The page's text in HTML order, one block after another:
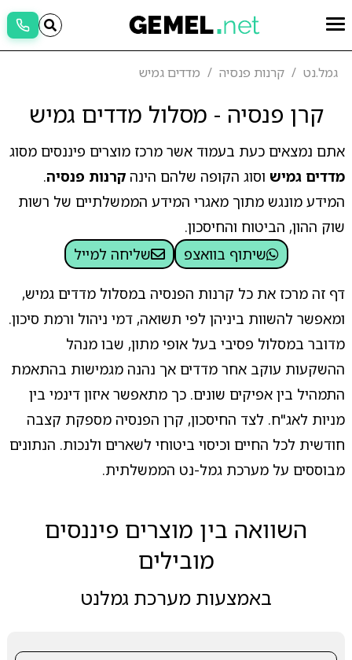
גמל.נט קרנות פנסיה מדדים גמיש
קרן פנסיה - מסלול מדדים גמיש
אתם נמצאים כעת בעמוד אשר מרכז מוצרים פיננסים מסוג
מדדים גמיש וסוג הקופה שלהם הינה קרנות פנסיה.
המידע מונגש מתוך מאגרי המידע הממשלתיים של רשות
שוק ההון, הביטוח והחיסכון.
שיתוף בוואצפ
שליחה למייל
דף זה מרכז את כל קרנות הפנסיה במסלול מדדים גמיש,
ומאפשר להשוות ביניהן לפי תשואה, דמי ניהול ורמת סיכון.
מדובר במסלול פסיבי בעל אופי מתון, שבו מנהל
ההשקעות עוקב אחר מדדים אך נהנה מגמישות בהתאמת
התמהיל בין אפיקים שונים. כך מתאפשר איזון דינמי בין
מניות לאג"ח. לצד החיסכון, קרן הפנסיה מספקת קצבה
חודשית לכל החיים וכיסוי ביטוחי לשארים ולנכות. הנתונים
מבוססים על מערכת גמל-נט הממשלתית.
השוואה בין מוצרים פיננסים
מובילים
באמצעות מערכת גמלנט